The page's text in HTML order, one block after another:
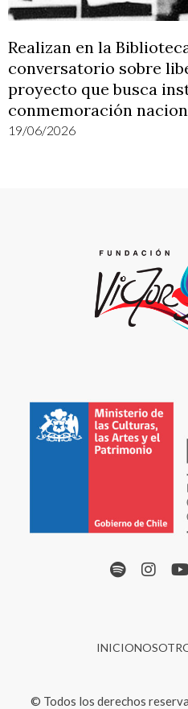
Realizan en la
conversatorio sobre
proyecto que busca
conmemoración
19/06/2026
INICIO
© Todos los derechos